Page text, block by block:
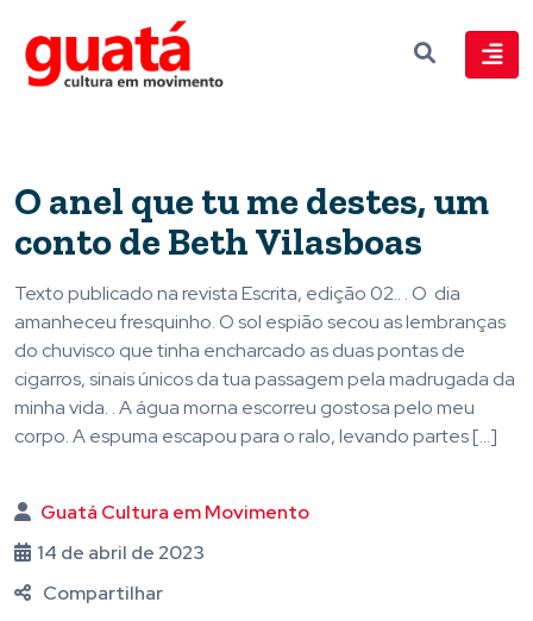
O anel que tu me destes, um
conto de Beth Vilasboas
Texto publicado na revista Escrita, edição 02.. . O dia
amanheceu fresquinho. O sol espião secou as lembranças
do chuvisco que tinha encharcado as duas pontas de
cigarros, sinais únicos da tua passagem pela madrugada da
minha vida. . A água morna escorreu gostosa pelo meu
corpo. A espuma escapou para o ralo, levando partes […]
Guatá Cultura em Movimento
14 de abril de 2023
Compartilhar